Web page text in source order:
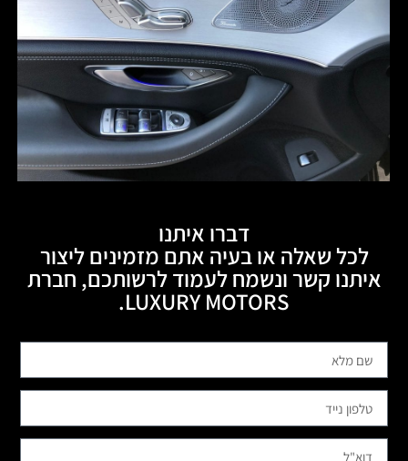
דברו איתנו
לכל שאלה או בעיה אתם מזמינים ליצור
איתנו קשר ונשמח לעמוד לרשותכם, חברת
LUXURY MOTORS.